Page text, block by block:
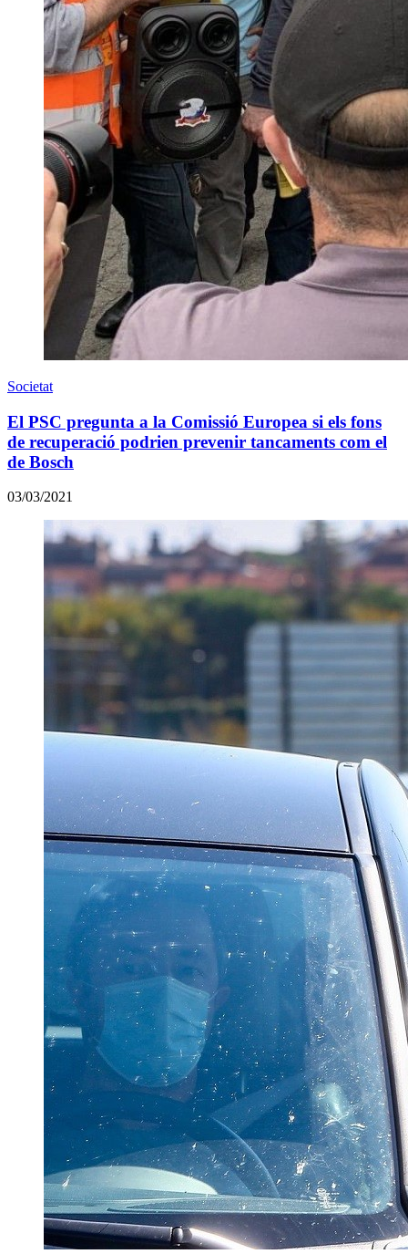
Societat
El PSC pregunta a la Comissió Europea si els fons
de recuperació podrien prevenir tancaments com el
de Bosch
03/03/2021